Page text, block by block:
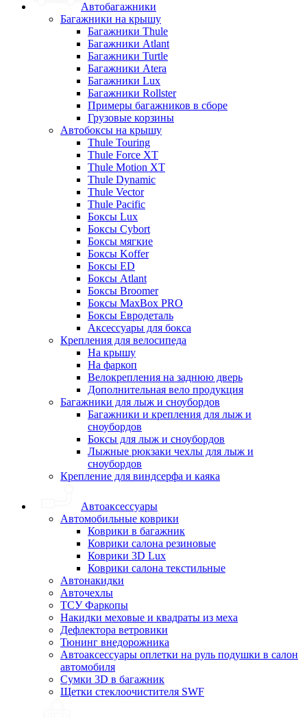
Автобагажники
Багажники на крышу
Багажники Thule
Багажники Atlant
Багажники Turtle
Багажники Atera
Багажники Lux
Багажники Rollster
Примеры багажников в сборе
Грузовые корзины
Автобоксы на крышу
Thule Touring
Thule Force XT
Thule Motion XT
Thule Dynamic
Thule Vector
Thule Pacific
Боксы Lux
Боксы Cybort
Боксы мягкие
Боксы Koffer
Боксы ED
Боксы Atlant
Боксы Broomer
Боксы MaxBox PRO
Боксы Евродеталь
Аксессуары для бокса
Крепления для велосипеда
На крышу
На фаркоп
Велокрепления на заднюю дверь
Дополнительная вело продукция
Багажники для лыж и сноубордов
Багажники и крепления для лыж и
сноубордов
Боксы для лыж и сноубордов
Лыжные рюкзаки чехлы для лыж и
сноубордов
Крепление для виндсерфа и каяка
Автоаксессуары
Автомобильные коврики
Коврики в багажник
Коврики салона резиновые
Коврики 3D Lux
Коврики салона текстильные
Автонакидки
Авточехлы
ТСУ Фаркопы
Накидки меховые и квадраты из меха
Дефлектора ветровики
Тюнинг внедорожника
Автоаксессуары оплетки на руль подушки в салон
автомобиля
Сумки 3D в багажник
Щетки стеклоочистителя SWF